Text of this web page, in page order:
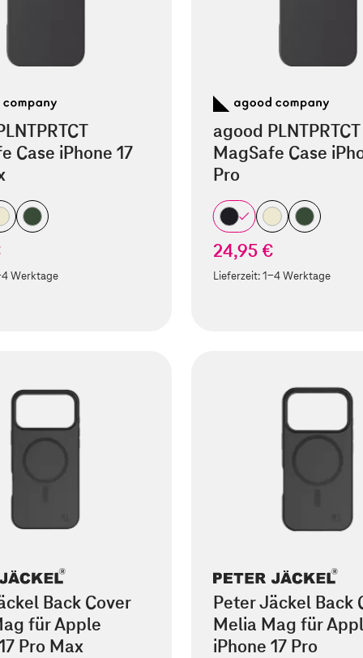
Case iPhone 17
Werktage
agood PLNTPRTCT
MagSafe Case
Pro
24,95 €
Lieferzeit:1-4 Werktage
Back Cover
für Apple
Pro Max
Peter Jäckel Back
Melia Mag für
iPhone 17 Pro